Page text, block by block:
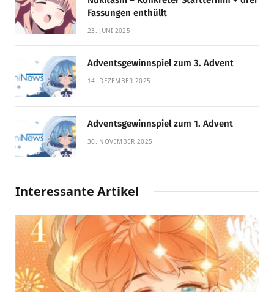
Fassungen enthüllt
23. JUNI 2025
Adventsgewinnspiel zum 3. Advent
14. DEZEMBER 2025
Adventsgewinnspiel zum 1. Advent
30. NOVEMBER 2025
Interessante Artikel